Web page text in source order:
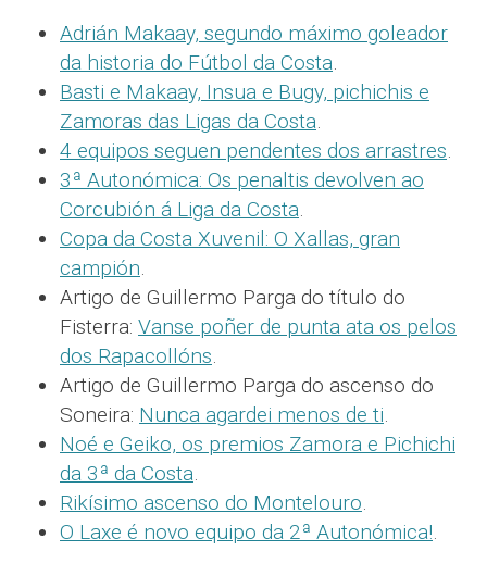
Adrián Makaay, segundo máximo goleador
da historia do Fútbol da Costa.
Basti e Makaay, Insua e Bugy, pichichis e
Zamoras das Ligas da Costa.
4 equipos seguen pendentes dos arrastres.
3ª Autonómica: Os penaltis devolven ao
Corcubión á Liga da Costa.
Copa da Costa Xuvenil: O Xallas, gran
campión.
Artigo de Guillermo Parga do título do
Fisterra: Vanse poñer de punta ata os pelos
dos Rapacollóns.
Artigo de Guillermo Parga do ascenso do
Soneira: Nunca agardei menos de ti.
Noé e Geiko, os premios Zamora e Pichichi
da 3ª da Costa.
Rikísimo ascenso do Montelouro.
O Laxe é novo equipo da 2ª Autonómica!.